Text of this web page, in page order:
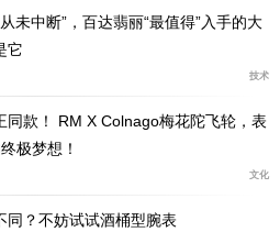
证了腕表具备有200米的防水
未中断”，百达翡丽“最值得”入手的大
它
技术
同款！ RM X Colnago梅花陀飞轮，表
极梦想！
文化
同？不妨试试酒桶型腕表